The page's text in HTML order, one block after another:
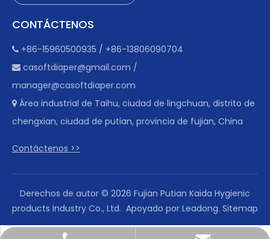
CONTÁCTENOS
 +86-15960500935 / +86-13806090704
 casoftdiaper@gmail.com /
manager@casoftdiaper.com
 Área industrial de Taihu, ciudad de lingchuan, distrito de
chengxian, ciudad de putian, provincia de fujian, China
Contáctenos >>
Derechos de autor © 2026 Fujian Putian Kaida Hygienic
products Industry Co., Ltd. Apoyado por Leadong. Sitemap